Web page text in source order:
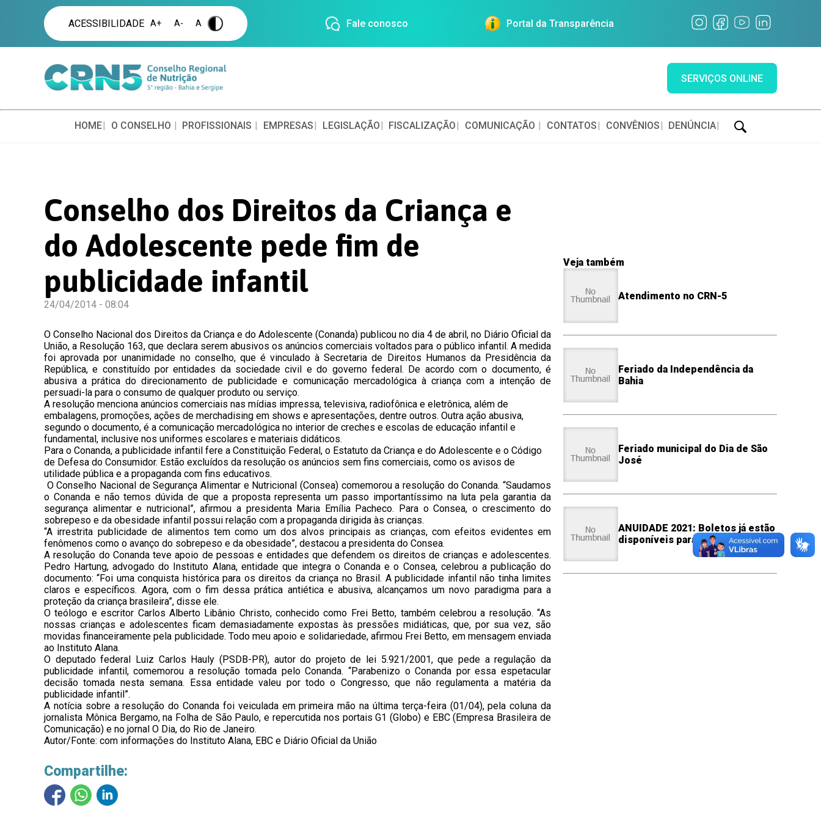
ACESSIBILIDADE A+ A- A . Fale conosco Portal da Transparência
SERVIÇOS ONLINE
HOME O CONSELHO PROFISSIONAIS EMPRESAS LEGISLAÇÃO FISCALIZAÇÃO COMUNICAÇÃO CONTATOS CONVÊNIOS DENÚNCIA
Conselho dos Direitos da Criança e
do Adolescente pede fim de
publicidade infantil
24/04/2014 - 08:04
O Conselho Nacional dos Direitos da Criança e do Adolescente (Conanda) publicou no dia 4 de abril, no Diário Oficial da
União, a Resolução 163, que declara serem abusivos os anúncios comerciais voltados para o público infantil. A medida
foi aprovada por unanimidade no conselho, que é vinculado à Secretaria de Direitos Humanos da Presidência da
República, e constituído por entidades da sociedade civil e do governo federal. De acordo com o documento, é
abusiva a prática do direcionamento de publicidade e comunicação mercadológica à criança com a intenção de
persuadi-la para o consumo de qualquer produto ou serviço.
A resolução menciona anúncios comerciais nas mídias impressa, televisiva, radiofônica e eletrônica, além de
embalagens, promoções, ações de merchadising em shows e apresentações, dentre outros. Outra ação abusiva,
segundo o documento, é a comunicação mercadológica no interior de creches e escolas de educação infantil e
fundamental, inclusive nos uniformes escolares e materiais didáticos.
Para o Conanda, a publicidade infantil fere a Constituição Federal, o Estatuto da Criança e do Adolescente e o Código
de Defesa do Consumidor. Estão excluídos da resolução os anúncios sem fins comerciais, como os avisos de
utilidade pública e a propaganda com fins educativos.
O Conselho Nacional de Segurança Alimentar e Nutricional (Consea) comemorou a resolução do Conanda. “Saudamos
o Conanda e não temos dúvida de que a proposta representa um passo importantíssimo na luta pela garantia da
segurança alimentar e nutricional”, afirmou a presidenta Maria Emília Pacheco. Para o Consea, o crescimento do
sobrepeso e da obesidade infantil possui relação com a propaganda dirigida às crianças.
“A irrestrita publicidade de alimentos tem como um dos alvos principais as crianças, com efeitos evidentes em
fenômenos como o avanço do sobrepeso e da obesidade”, destacou a presidenta do Consea.
A resolução do Conanda teve apoio de pessoas e entidades que defendem os direitos de crianças e adolescentes.
Pedro Hartung, advogado do Instituto Alana, entidade que integra o Conanda e o Consea, celebrou a publicação do
documento: “Foi uma conquista histórica para os direitos da criança no Brasil. A publicidade infantil não tinha limites
claros e específicos. Agora, com o fim dessa prática antiética e abusiva, alcançamos um novo paradigma para a
proteção da criança brasileira”, disse ele.
O teólogo e escritor Carlos Alberto Libânio Christo, conhecido como Frei Betto, também celebrou a resolução. “As
nossas crianças e adolescentes ficam demasiadamente expostas às pressões midiáticas, que, por sua vez, são
movidas financeiramente pela publicidade. Todo meu apoio e solidariedade, afirmou Frei Betto, em mensagem enviada
ao Instituto Alana.
O deputado federal Luiz Carlos Hauly (PSDB-PR), autor do projeto de lei 5.921/2001, que pede a regulação da
publicidade infantil, comemorou a resolução tomada pelo Conanda. “Parabenizo o Conanda por essa espetacular
decisão tomada nesta semana. Essa entidade valeu por todo o Congresso, que não regulamenta a matéria da
publicidade infantil”.
A notícia sobre a resolução do Conanda foi veiculada em primeira mão na última terça-feira (01/04), pela coluna da
jornalista Mônica Bergamo, na Folha de São Paulo, e repercutida nos portais G1 (Globo) e EBC (Empresa Brasileira de
Comunicação) e no jornal O Dia, do Rio de Janeiro.
Autor/Fonte: com informações do Instituto Alana, EBC e Diário Oficial da União
Compartilhe:
Veja também
Atendimento no CRN-5
Feriado da Independência da
Bahia
Feriado municipal do Dia de São
José
ANUIDADE 2021: Boletos já estão
disponíveis para pagamento